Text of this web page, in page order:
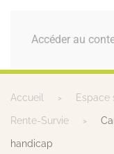
Accéder au
MENU
Accueil Espace
Rente-Survie
handicap